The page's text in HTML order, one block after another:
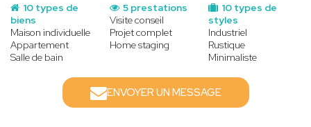
10 types de
biens
Maison individuelle
Appartement
Salle de bain
10 types de
styles
Industriel
Rustique
Minimaliste
5 prestations
Visite conseil
Projet complet
Home staging
ENVOYER UN MESSAGE